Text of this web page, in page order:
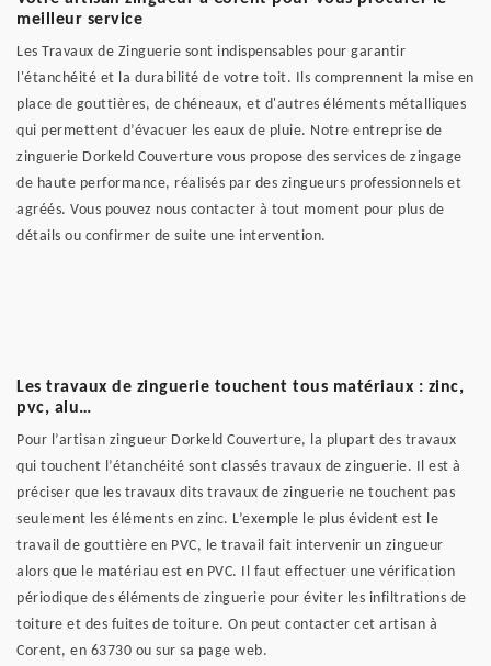
meilleur service
Les Travaux de Zinguerie sont indispensables pour garantir
l'étanchéité et la durabilité de votre toit. Ils comprennent la mise en
place de gouttières, de chéneaux, et d'autres éléments métalliques
qui permettent d’évacuer les eaux de pluie. Notre entreprise de
zinguerie Dorkeld Couverture vous propose des services de zingage
de haute performance, réalisés par des zingueurs professionnels et
agréés. Vous pouvez nous contacter à tout moment pour plus de
détails ou confirmer de suite une intervention.
Les travaux de zinguerie touchent tous matériaux : zinc,
pvc, alu…
Pour l’artisan zingueur Dorkeld Couverture, la plupart des travaux
qui touchent l’étanchéité sont classés travaux de zinguerie. Il est à
préciser que les travaux dits travaux de zinguerie ne touchent pas
seulement les éléments en zinc. L’exemple le plus évident est le
travail de gouttière en PVC, le travail fait intervenir un zingueur
alors que le matériau est en PVC. Il faut effectuer une vérification
périodique des éléments de zinguerie pour éviter les infiltrations de
toiture et des fuites de toiture. On peut contacter cet artisan à
Corent, en 63730 ou sur sa page web.